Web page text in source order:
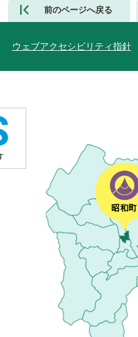
前のページへ戻る
ウェブアクセシビリティ指針